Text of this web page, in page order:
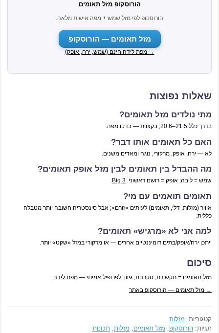
הורוסקופ מזל תאומים
הורוסקופ לפי מזל שמש + מפה אישית מלאה.
מזל תאומים — הורוסקופ
→ מפת לידה חינם (שמש, ירח, אופק)
שאלות נפוצות
מתי נולדים מזל תאומים?
בדרך כלל 21.5–20.6; בקצוות — בדקו מפה.
האם כל תאומים אותו דבר?
לא — ירח, אופק, מרקורי, נוגה ומאדים משנים.
מה ההבדל בין תאומים לבין מזל אופק תאומים?
שמש = ליבה; אופק = רושם ראשוני. Big 3
.
תאומים תואמים עם מי?
אוויר (מזלות, דלי, תאומים) לעיתים «זורם»; אבל סינסטריה חשובה יותר מטבלה
כללית.
למה אני לא «מרגיש» תאומים?
ייתכן ירח/אופק/בתים דומיננטיים אחרים — או מרקורי במזל «שקט» יותר.
סיכום
מזל תאומים = תקשורת, סקרנות, גיוון. לפרופיל אמיתי — מפת לידה
→ מזל תאומים — הורוסקופ באתר
קטגוריות: מזלות
תגיות: הורוסקופ, מזל תאומים, מזלות, תכונות